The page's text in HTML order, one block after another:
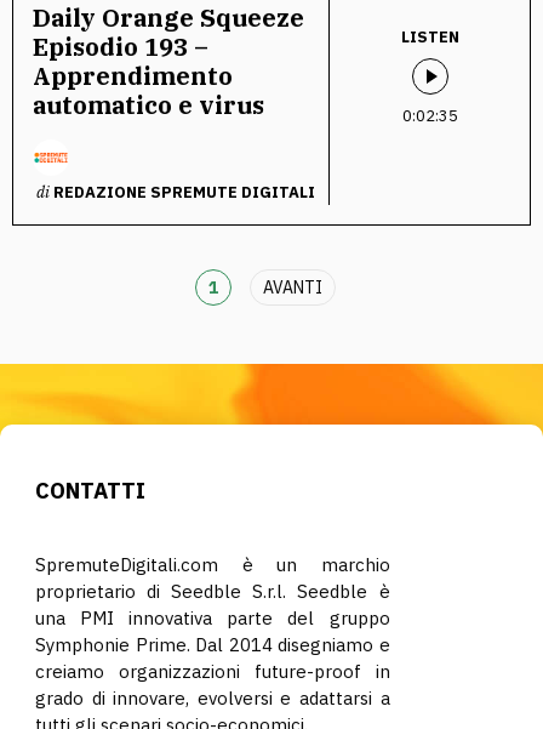
Daily Orange Squeeze
Episodio 193 –
Apprendimento
automatico e virus
di REDAZIONE SPREMUTE DIGITALI
LISTEN
0:02:35
1 AVANTI
CONTATTI
SpremuteDigitali.com è un marchio
proprietario di Seedble S.r.l. Seedble è
una PMI innovativa parte del gruppo
Symphonie Prime. Dal 2014 disegniamo e
creiamo organizzazioni future-proof in
grado di innovare, evolversi e adattarsi a